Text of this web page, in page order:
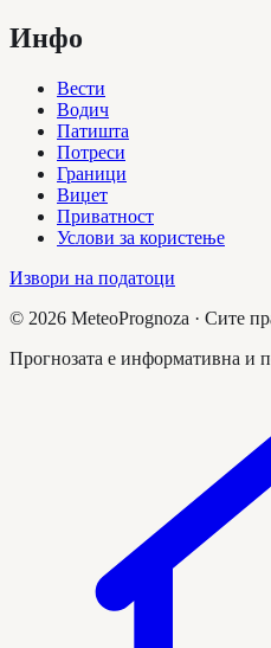
Инфо
Вести
Водич
Патишта
Потреси
Граници
Виџет
Приватност
Услови за користење
Извори на податоци
© 2026 MeteoPrognoza · Сите
Прогнозата е информативна и